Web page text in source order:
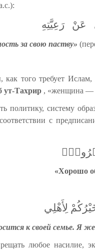
عَنْ رَعِيَّتِهِ
за свою паству»
того требует
ут-Тахрир , «женщина —
политику, систему
с
«Хорошо
لِأَهْلِي
к своей семье. Я
любое